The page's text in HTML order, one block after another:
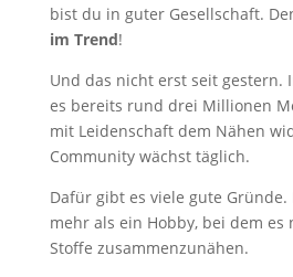
bist du in guter Gesellschaft.
im Trend!
Und das nicht erst seit gestern.
es bereits rund drei Millionen
mit Leidenschaft dem Nähen
Community wächst täglich.
Dafür gibt es viele gute
mehr als ein Hobby, bei dem
Stoffe zusammenzunähen.